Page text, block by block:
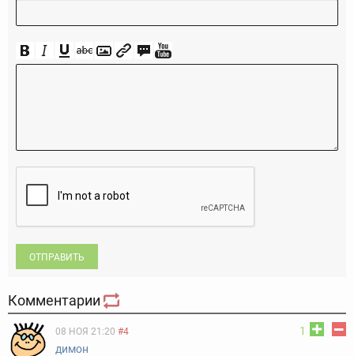
ОТПРАВИТЬ
Комментарии
1
08 НОЯ 21:20 #4
димон